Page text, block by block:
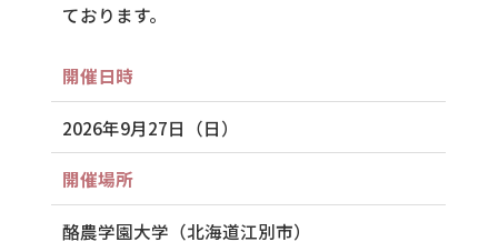
ております。
開催日時
2026年9月27日（日）
開催場所
酪農学園大学（北海道江別市）